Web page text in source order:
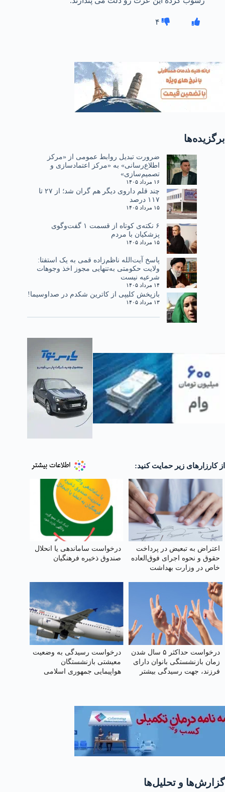
۴
برگزیده‌ها
ضرورت تبدیل روابط عمومی از «مرکز
اطلاع‌رسانی» به «مرکز اعتمادسازی و
تصمیم‌سازی»
۱۶ مرداد ۱۴۰۵
چند قلم داروی دیگر هم گران شد؛ از ۲۷ تا
۱۱۷ درصد
۱۵ مرداد ۱۴۰۵
۶ نکته‌ی کوتاه از قسمت ۱ گفت‌وگوی
پزشکیان با مردم
۱۵ مرداد ۱۴۰۵
پاسخ آیت‌الله ناظم‌زاده قمی به یک استفتا:
ولایت حکومتی به‌تنهایی مجوز اخذ وجوهات
شرعیه نیست
۱۴ مرداد ۱۴۰۵
بازپخش کلیپی از کاترین شکدم در صداوسیما!
۱۳ مرداد ۱۴۰۵
از کارزارهای زیر حمایت کنید:
اعتراض به تبعیض در پرداخت
حقوق و نحوه اجرای فوق‌العاده
خاص در وزارت بهداشت
درخواست ساماندهی یا انحلال
صندوق ذخیره فرهنگیان
درخواست حداکثر ۵ سال شدن
زمان بازنشستگی بانوان دارای
فرزند، جهت رسیدگی بیشتر
درخواست رسیدگی به وضعیت
معیشتی بازنشستگان
هواپیمایی جمهوری اسلامی
گزارش‌ها و تحلیل‌ها